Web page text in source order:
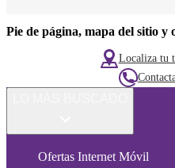
Pie de página, mapa del sitio y
Localiza tu
Ofertas Internet Móvil